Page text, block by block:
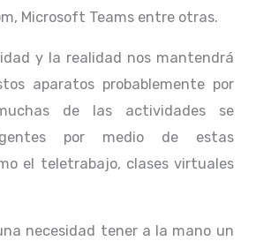
Microsoft Teams entre otras.
y la realidad nos mantendrá
aparatos probablemente por
de las actividades se
por medio de estas
el teletrabajo, clases virtuales
necesidad tener a la mano un